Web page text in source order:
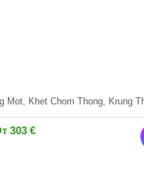
Khet Chom Thong, Krung
303 €